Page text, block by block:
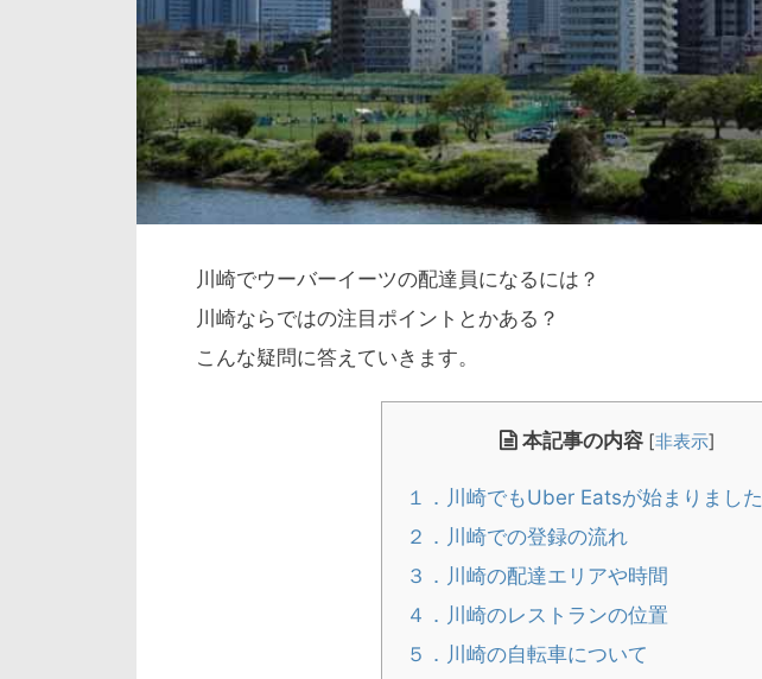
川崎でウーバーイーツの配達員になるには？
川崎ならではの注目ポイントとかある？
こんな疑問に答えていきます。
本記事の内容 [非表示]
１．川崎でもUber Eatsが始まりました
２．川崎での登録の流れ
３．川崎の配達エリアや時間
４．川崎のレストランの位置
５．川崎の自転車について